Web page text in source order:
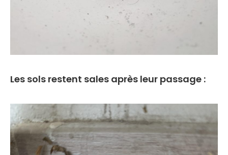
Les sols restent sales après leur passage :